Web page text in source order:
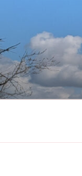
springen